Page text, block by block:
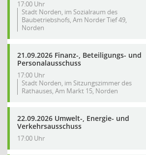
17:00 Uhr
Stadt Norden, im Sozialraum des
Baubetriebshofs, Am Norder Tief 49,
Norden
21.09.2026 Finanz-, Beteiligungs- und
Personalausschuss
17:00 Uhr
Stadt Norden, im Sitzungszimmer des
Rathauses, Am Markt 15, Norden
22.09.2026 Umwelt-, Energie- und
Verkehrsausschuss
17:00 Uhr